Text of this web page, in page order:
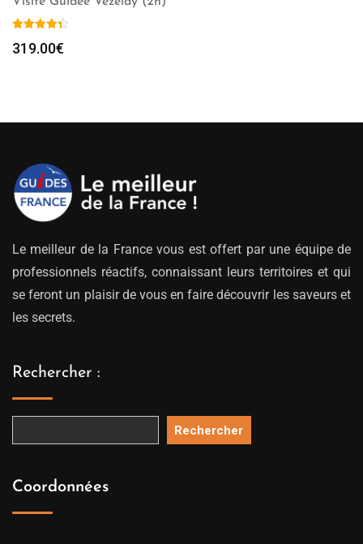
319.00€
Le meilleur de la France vous est offert par une équipe de
professionnels réactifs, connaissant leurs territoires et qui
se feront un plaisir de vous en faire découvrir les saveurs et
les secrets.
Rechercher :
Rechercher
Coordonnées